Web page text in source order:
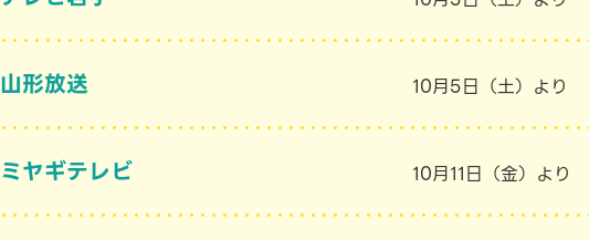
山形放送 10月5日（土）より
ミヤギテレビ 10月11日（金）より